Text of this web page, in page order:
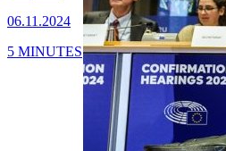
06.11.2024
5 MINUTES